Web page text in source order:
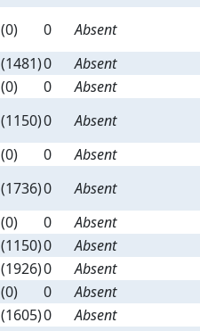
(0) 0
Absent
(1481)0
Absent
(0) 0
Absent
(1150)0
Absent
(0) 0
Absent
(1736)0
Absent
(0) 0
Absent
(1150)0
Absent
(1926)0
Absent
(0) 0
Absent
(1605)0
Absent